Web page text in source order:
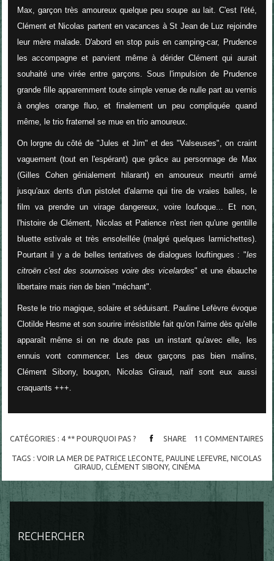
Max, garçon très amoureux quelque peu soupe au lait. C'est l'été,
Clément et Nicolas partent en vacances à St Jean de Luz rejoindre
leur mère malade. D'abord en stop puis en camping-car, Prudence
les accompagne et parvient même à dérider Clément qui aurait
souhaité une virée entre garçons. Sous l'impulsion de Prudence
grande fille apparemment toute simple venue de nulle part au vernis
à ongles orange fluo, et finalement un peu compliquée quand
même, le trio fraternel se mue en trio amoureux.
On lorgne du côté de "Jules et Jim" et des "Valseuses", on craint
vaguement (tout en l'espérant) que grâce au personnage de Max
(Gilles Cohen génialement hilarant) en amoureux meurtri armé
jusqu'aux dents d'un pistolet d'alarme qui tire de vraies balles, le
film va prendre un virage dangereux, voire loufoque... Et non,
l'histoire de Clément, Nicolas et Patience n'est rien qu'une gentille
bluette estivale et très ensoleillée (malgré quelques larmichettes).
Pourtant il y a de belles tentatives de dialogues louftingues : "les
citroën c'est des sournoises voire des vicelardes" et une ébauche
libertaire mais rien de bien "méchant".
Reste le trio magique, solaire et séduisant. Pauline Lefèvre évoque
Clotilde Hesme et son sourire irrésistible fait qu'on l'aime dès qu'elle
apparaît même si on ne doute pas un instantqu'avec elle, les
ennuis vont commencer. Les deux garçons pas bien malins,
Clément Sibony, bougon, Nicolas Giraud, naïf sont eux aussi
craquants +++.
CATÉGORIES : 4 ** POURQUOI PAS ? SHARE 11 COMMENTAIRES
TAGS :VOIR LA MER DE PATRICE LECONTE,PAULINE LEFEVRE,NICOLAS
GIRAUD, CLÉMENT SIBONY, CINÉMA
RECHERCHER